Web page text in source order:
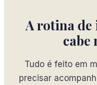
A rotina de
cabe
Tudo é feito em
precisar